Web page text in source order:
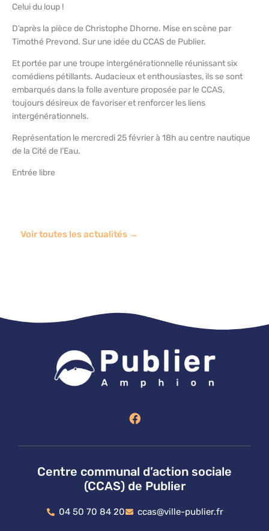
Celui du loup !
D’après la pièce de Christophe Dhorne. Mise en scène par
Timothé Prevond. Sur une idée du CCAS de Publier.
Et portée par une troupe intergénérationnelle réunissant six
comédiens pétillants. Audacieux et enthousiastes, ils se sont
embarqués dans la folle aventure proposée par le CCAS,
toujours désireux de favoriser et renforcer les liens
intergénérationnels.
Représentation le mercredi 25 février à 18h au centre nautique
de la Cité de l’Eau.
Entrée libre
Voir toutes les actualités →
F
a
e
o
o
k
Centre communal d’action sociale
(CCAS) de Publier
04 50 70 84 20 ccas@ville-publier.fr